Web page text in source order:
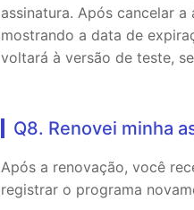
assinatura. Após cancelar
mostrando a data de
voltará à versão de teste,
Q8. Renovei minha
Após a renovação, você
registrar o programa